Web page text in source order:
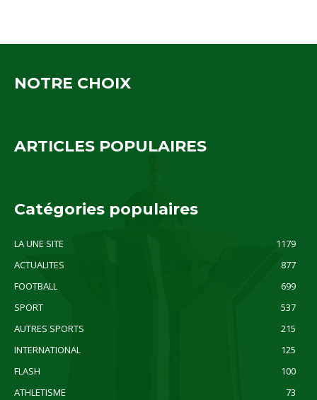
NOTRE CHOIX
ARTICLES POPULAIRES
Catégories populaires
LA UNE SITE
1179
ACTUALITES
877
FOOTBALL
699
SPORT
537
AUTRES SPORTS
215
INTERNATIONAL
125
FLASH
100
ATHLETISME
73